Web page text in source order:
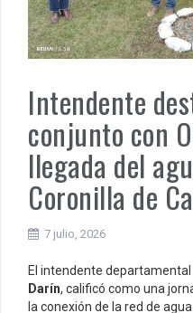
Intendente
conjunto con
llegada del
Coronilla de
7 julio, 2026
El intendente departamental
Darín, calificó como una
la conexión de la red de